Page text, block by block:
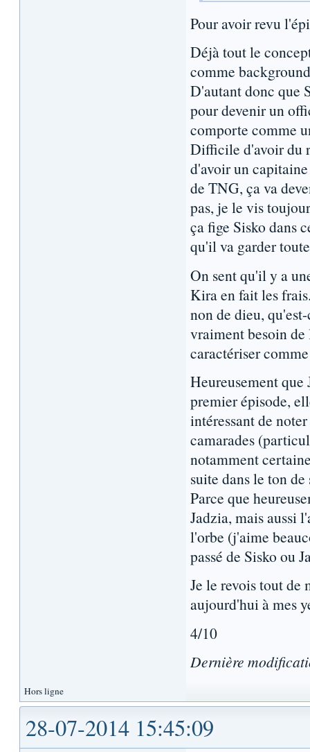
Pour avoir revu
Déjà tout le
comme
D'autant donc que
pour devenir un
comporte comme
Difficile d'avoir du
d'avoir un
de TNG, ça va
pas, je le vis
ça fige Sisko dans
qu'il va garder
On sent qu'il y a
Kira en fait les
non de dieu,
vraiment besoin de
caractériser
Heureusement
premier épisode,
intéressant de
camarades
notamment
suite dans le ton de
Parce que
Jadzia, mais aussi
l'orbe (j'aime
passé de Sisko ou
Je le revois tout de
aujourd'hui à mes
4/10
Dernière
Hors ligne
28-07-2014 15:45:09